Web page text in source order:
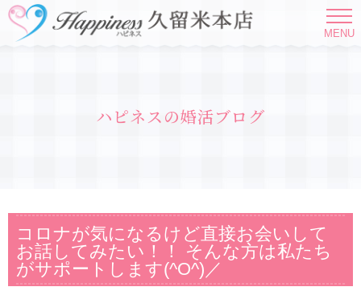
MENU
ハピネスの婚活ブログ
コロナが気になるけど直接お会いして
お話してみたい！！ そんな方は私たち
がサポートします(^O^)／